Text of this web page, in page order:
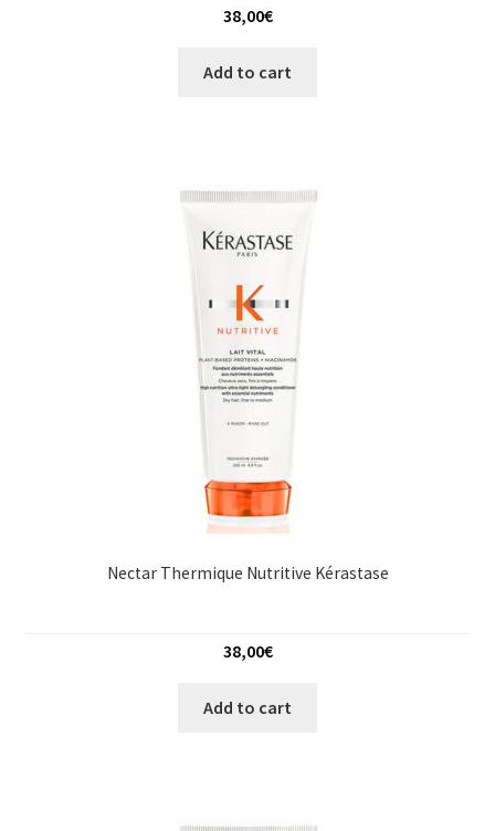
38,00€
Add to cart
Nectar Thermique Nutritive Kérastase
38,00€
Add to cart